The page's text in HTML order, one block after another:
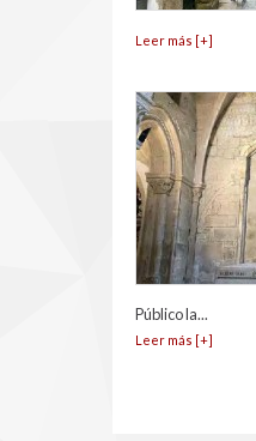
Leer más [+]
Público la...
Leer más [+]